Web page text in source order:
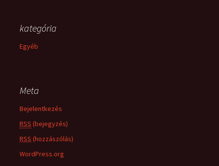
kategória
Egyéb
Meta
Bejelentkezés
RSS (bejegyzés)
RSS (hozzászólás)
WordPress.org